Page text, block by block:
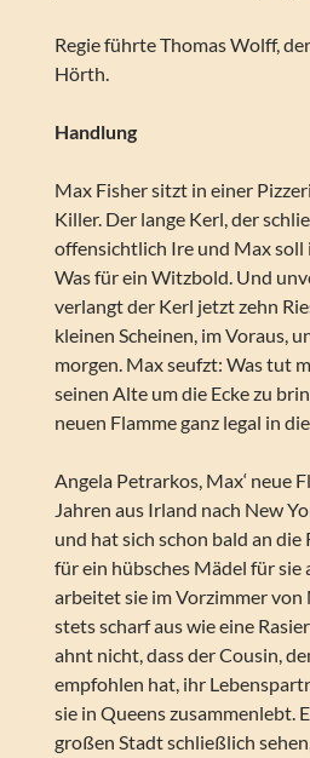
Regie führte Thomas Wolff,
Hörth.
Handlung
Max Fisher sitzt in einer
Killer. Der lange Kerl, der
offensichtlich Ire und Max soll
Was für ein Witzbold. Und
verlangt der Kerl jetzt zehn
kleinen Scheinen, im Voraus,
morgen. Max seufzt: Was tut
seinen Alte um die Ecke zu
neuen Flamme ganz legal in
Angela Petrarkos, Max‘ neue
Jahren aus Irland nach New
und hat sich schon bald an
für ein hübsches Mädel für sie
arbeitet sie im Vorzimmer von
stets scharf aus wie eine
ahnt nicht, dass der Cousin,
empfohlen hat, ihr
sie in Queens zusammenlebt.
großen Stadt schließlich